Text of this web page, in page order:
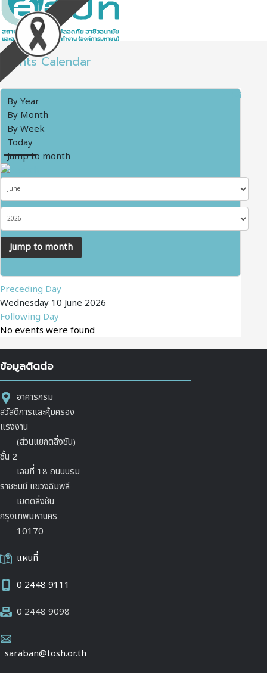
Events Calendar
By Year
By Month
By Week
Today
Jump to month
Jump to month
Preceding Day
Wednesday 10 June 2026
Following Day
No events were found
ข้อมูลติดต่อ
อาคารกรม
สวัสดิการและคุ้มครอง
แรงงาน
(ส่วนแยกตลิ่งชัน)
ชั้น 2
เลขที่ 18 ถนนบรม
ราชชนนี แขวงฉิมพลี
เขตตลิ่งชัน
กรุงเทพมหานคร
10170
แผนที่
0 2448 9111
0 2448 9098
saraban@tosh.or.th